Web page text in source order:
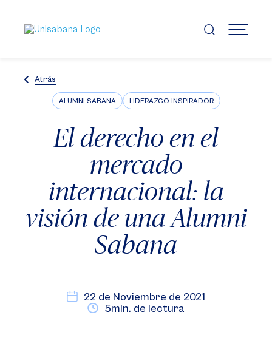
contenido
principal
MENÚ
Atrás
ALUMNI SABANA LIDERAZGO INSPIRADOR
El derecho en el
mercado
internacional: la
visión de una Alumni
Sabana
22 de Noviembre de 2021
5min. de lectura